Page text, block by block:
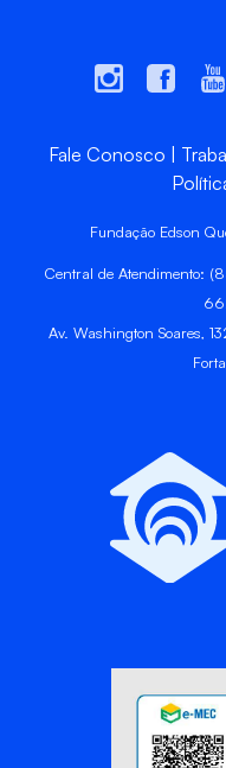
Fale Conosco
Fundação Edson
Central de Atendimento:
Av. Washington Soares,